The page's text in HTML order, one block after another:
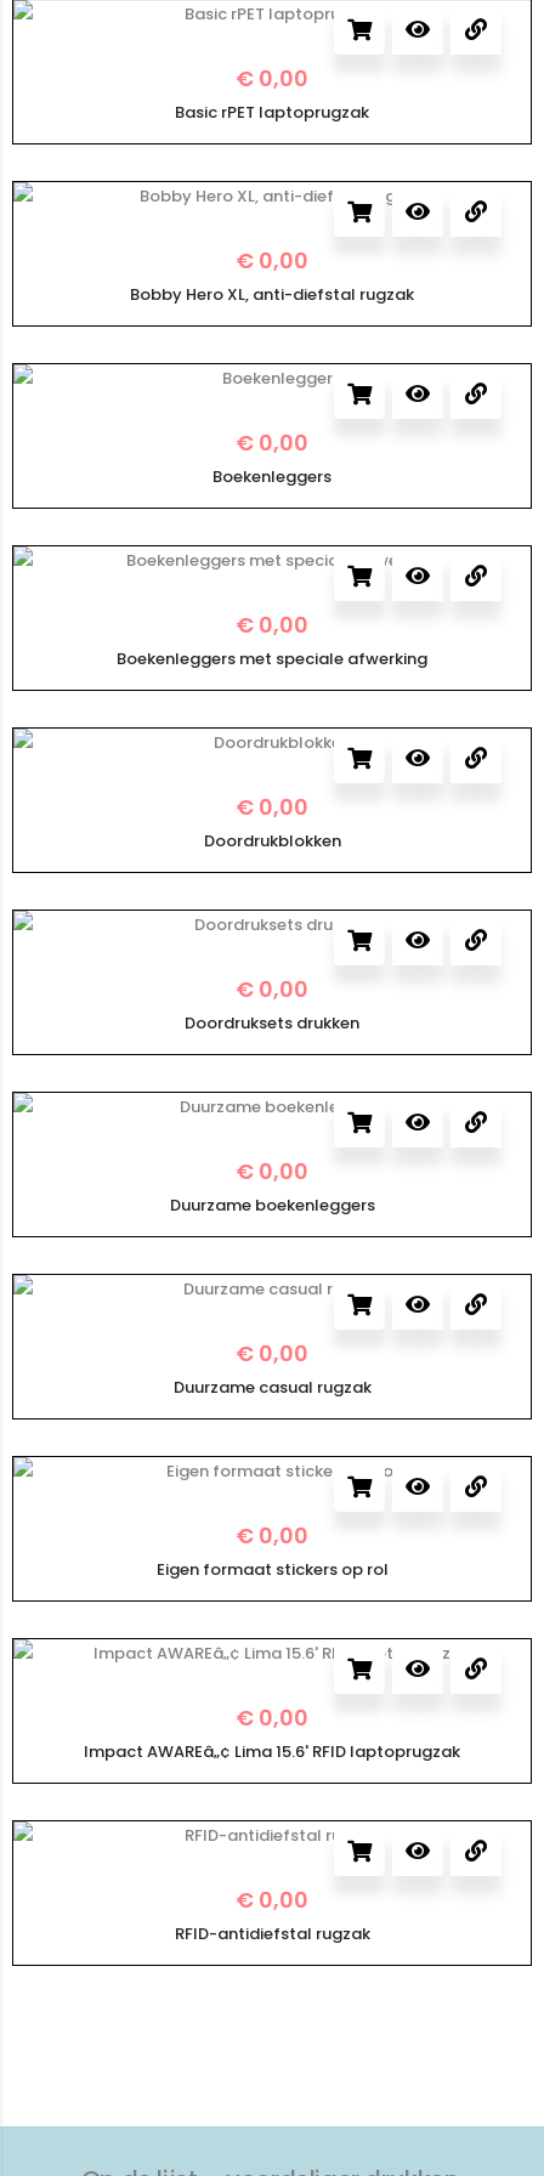
€ 0,00
Basic rPET laptoprugzak
€ 0,00
Bobby Hero XL, anti-diefstal rugzak
€ 0,00
Boekenleggers
€ 0,00
Boekenleggers met speciale afwerking
€ 0,00
Doordrukblokken
€ 0,00
Doordruksets drukken
€ 0,00
Duurzame boekenleggers
€ 0,00
Duurzame casual rugzak
€ 0,00
Eigen formaat stickers op rol
€ 0,00
Impact AWAREâ„¢ Lima 15.6' RFID laptoprugzak
€ 0,00
RFID-antidiefstal rugzak